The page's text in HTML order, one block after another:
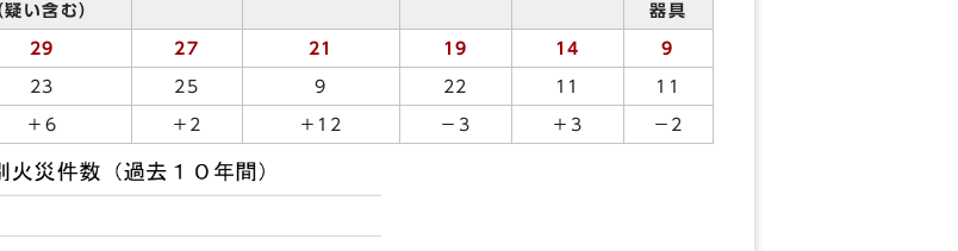
疑い含む）
器具
29 27 21 19 14 9
23 25 9 22 11 11
＋6 ＋2 ＋12 －3 ＋3 －2